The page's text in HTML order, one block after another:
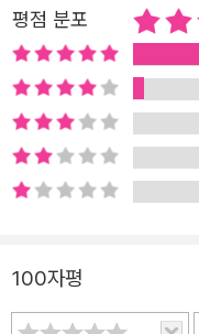
임이 다채롭게 쓰여서 이야
퍼의 생생한 표정이 그림
할 때의 막막함, 크레용을
맞았을 때의 찜찜한 기쁨,
용에게 느끼는 불안함이
에 푹 빠지게 만들지요. 그리고 오싹오싹 시리즈에 나왔던 당근밭과
눈부신 초록 팬티가 《오싹
기, 생생한 감정과 발랄한
한 그림책 시간을 가져 보
싹오싹 크레용!》이 재스
평점 분포
100자평